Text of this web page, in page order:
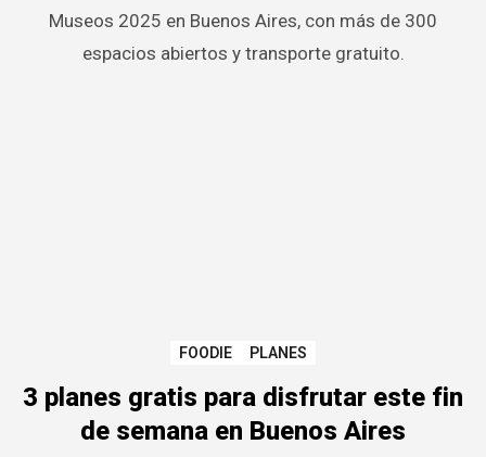
Museos 2025 en Buenos Aires, con más de 300
espacios abiertos y transporte gratuito.
FOODIE PLANES
3 planes gratis para disfrutar este fin
de semana en Buenos Aires